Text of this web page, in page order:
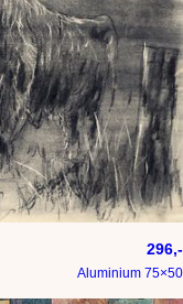
296,-
Aluminium 75×50